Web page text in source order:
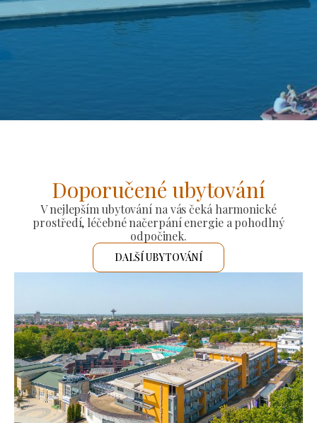
Doporučené ubytování
V nejlepším ubytování na vás čeká harmonické
prostředí, léčebné načerpání energie a pohodlný
odpočinek.
DALŠÍ UBYTOVÁNÍ